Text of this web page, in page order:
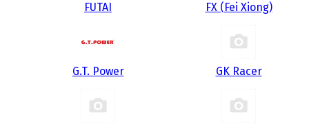
FUTAI FX (Fei Xiong)
G.T. Power GK Racer